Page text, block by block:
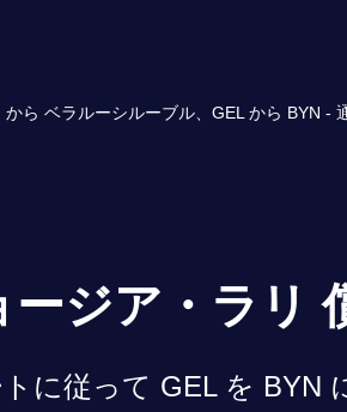
から ベラルーシルーブル、GEL から BYN -
ージア・ラリ
に従って GEL を BYN